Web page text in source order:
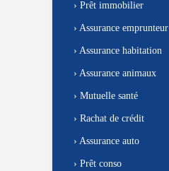
› Prêt immobilier
› Assurance emprunteur
› Assurance habitation
› Assurance animaux
› Mutuelle santé
› Rachat de crédit
› Assurance auto
› Prêt conso